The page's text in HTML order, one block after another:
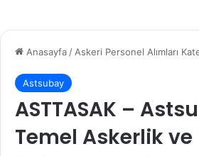
Anasayfa / Askeri Personel Alımları
Astsubay
ASTTASAK –
Temel Askerlik ve